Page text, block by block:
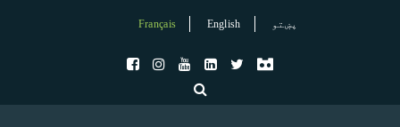
Français English پښتو